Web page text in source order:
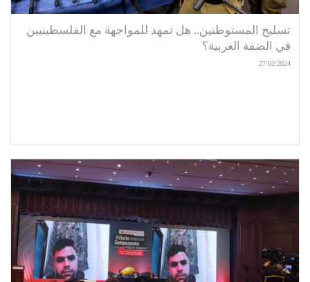
تسليح المستوطنين.. هل تمهد للمواجهة مع الفلسطينيين
في الضفة الغربية؟
27/02/2024